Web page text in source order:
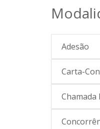
Adesão
Carta-
Chamada